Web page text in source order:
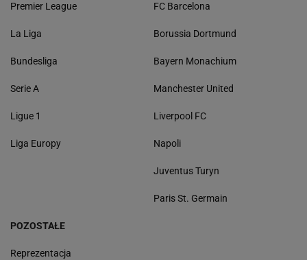
Premier League
La Liga
Bundesliga
Serie A
Ligue 1
Liga Europy
FC Barcelona
Borussia Dortmund
Bayern Monachium
Manchester United
Liverpool FC
Napoli
Juventus Turyn
Paris St. Germain
POZOSTAŁE
Reprezentacja